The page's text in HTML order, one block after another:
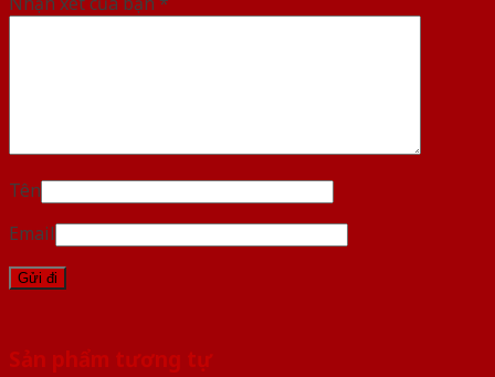
Tên
Email
Sản phẩm tương tự